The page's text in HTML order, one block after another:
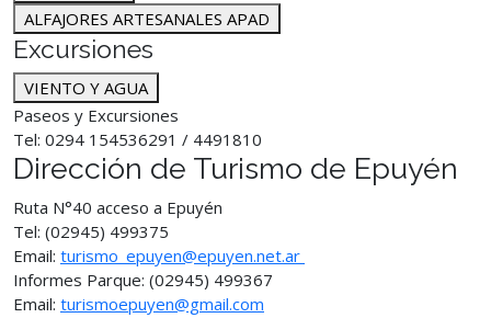
ALFAJORES ARTESANALES APAD
Excursiones
VIENTO Y AGUA
Paseos y Excursiones
Tel: 0294 154536291 / 4491810
Dirección de Turismo de Epuyén
Ruta N°40 acceso a Epuyén
Tel: (02945) 499375
Email: turismo_epuyen@epuyen.net.ar
Informes Parque: (02945) 499367
Email: turismoepuyen@gmail.com